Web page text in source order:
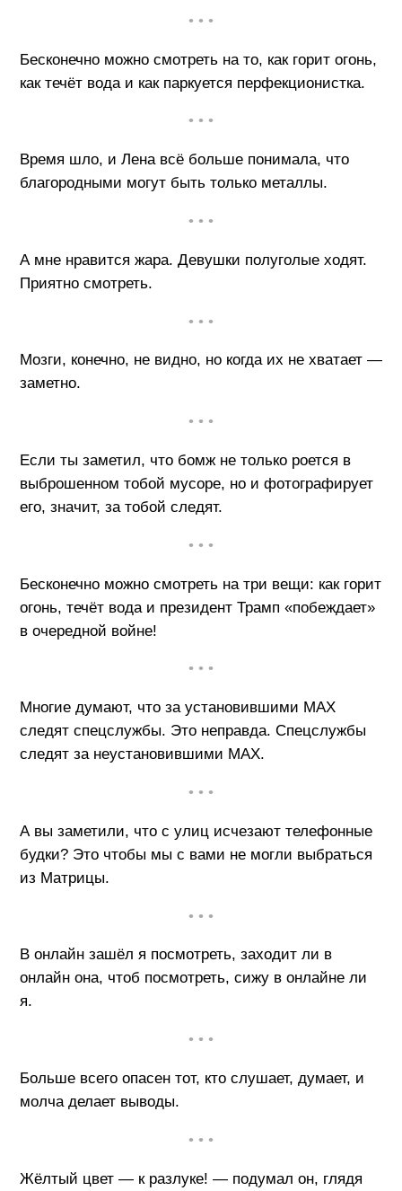
• • •
Бесконечно можно смотреть на то, как горит огонь,
как течёт вода и как паркуется перфекционистка.
• • •
Время шло, и Лена всё больше понимала, что
благородными могут быть только металлы.
• • •
А мне нравится жара. Девушки полуголые ходят.
Приятно смотреть.
• • •
Мозги, конечно, не видно, но когда их не хватает —
заметно.
• • •
Если ты заметил, что бомж не только роется в
выброшенном тобой мусоре, но и фотографирует
его, значит, за тобой следят.
• • •
Бесконечно можно смотреть на три вещи: как горит
огонь, течёт вода и президент Трамп «побеждает»
в очередной войне!
• • •
Многие думают, что за установившими MAX
следят спецслужбы. Это неправда. Спецслужбы
следят за неустановившими MAX.
• • •
А вы заметили, что с улиц исчезают телефонные
будки? Это чтобы мы с вами не могли выбраться
из Матрицы.
• • •
В онлайн зашёл я посмотреть, заходит ли в
онлайн она, чтоб посмотреть, сижу в онлайне ли
я.
• • •
Больше всего опасен тот, кто слушает, думает, и
молча делает выводы.
• • •
Жёлтый цвет — к разлуке! — подумал он, глядя